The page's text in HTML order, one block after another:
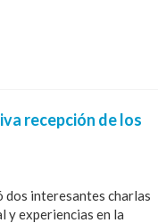
recepción de los
dos interesantes charlas
y experiencias en la